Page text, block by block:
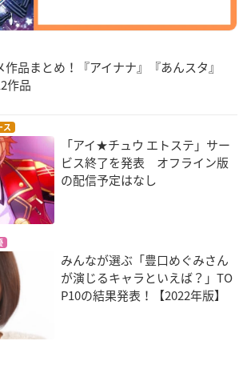
品まとめ！『アイナナ』『あんスタ』
作品
ス
「アイ★チュウ エトステ」サー
ビス終了を発表 オフライン版
の配信予定はなし
みんなが選ぶ「豊口めぐみさん
が演じるキャラといえば？」TO
P10の結果発表！【2022年版】